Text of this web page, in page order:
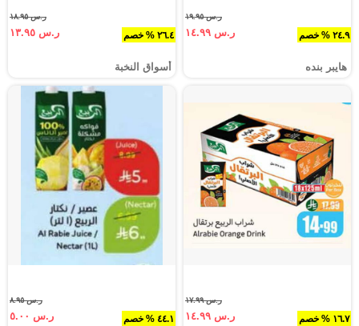
٢٤.٩ % خصم
ر.س ١٩.٩٥
ر.س ١٤.٩٩
هايبر بنده
٢٦.٤ % خصم
ر.س ١٨.٩٥
ر.س ١٣.٩٥
أسواق النخبة
١٦.٧ % خصم
ر.س ١٧.٩٩
ر.س ١٤.٩٩ ٤٤.١ % خصم
ر.س ٨.٩٥
ر.س ٥.٠٠